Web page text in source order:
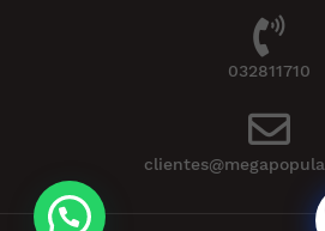
032811710